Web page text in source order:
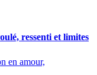
ressenti et limites